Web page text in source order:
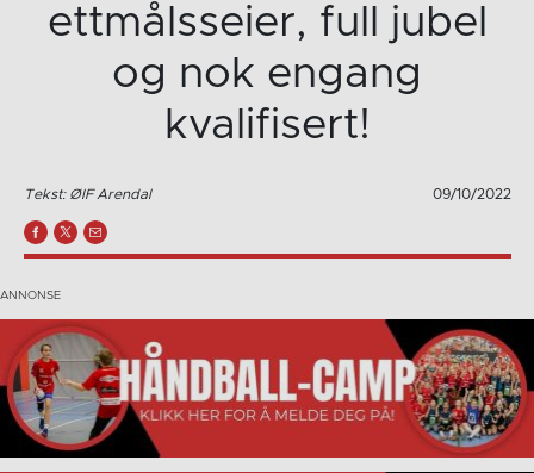
ettmålsseier, full jubel
og nok engang
kvalifisert!
Tekst: ØIF Arendal 09/10/2022